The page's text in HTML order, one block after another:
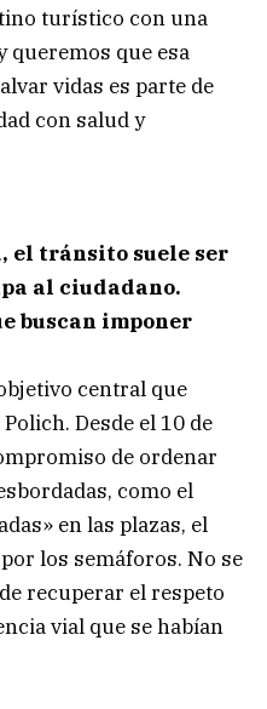
turístico con una
que esa
vidas es parte de
con salud y
el tránsito suele ser
al ciudadano.
buscan imponer
central que
Desde el 10 de
de ordenar
como el
en las plazas, el
los semáforos. No se
recuperar el respeto
vial que se habían